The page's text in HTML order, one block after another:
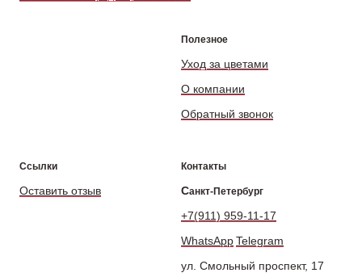
Полезное
Уход за цветами
О компании
Обратный звонок
Ссылки
Оставить отзыв
Контакты
Санкт-Петербург
+7(911) 959-11-17
WhatsAppTelegram
ул. Смольный проспект, 17